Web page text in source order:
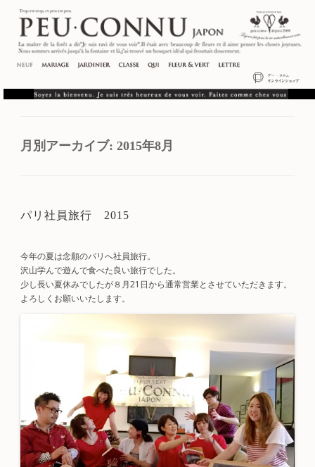
月別アーカイブ: 2015年8月
パリ社員旅行 2015
今年の夏は念願のパリへ社員旅行。
沢山学んで遊んで食べた良い旅行でした。
少し長い夏休みでしたが８月21日から通常営業とさせていただきます。
よろしくお願いいたします。